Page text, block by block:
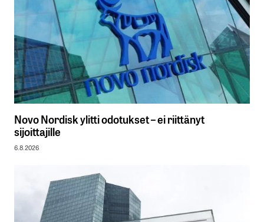
Novo Nordisk ylitti odotukset – ei riittänyt
sijoittajille
6.8.2026